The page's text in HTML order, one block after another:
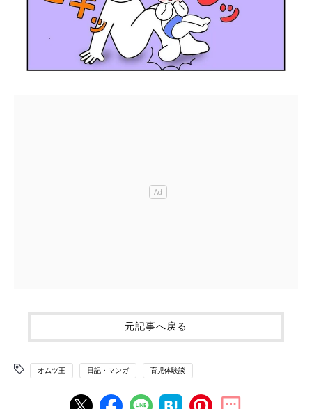
元記事へ戻る
オムツ王 日記・マンガ 育児体験談